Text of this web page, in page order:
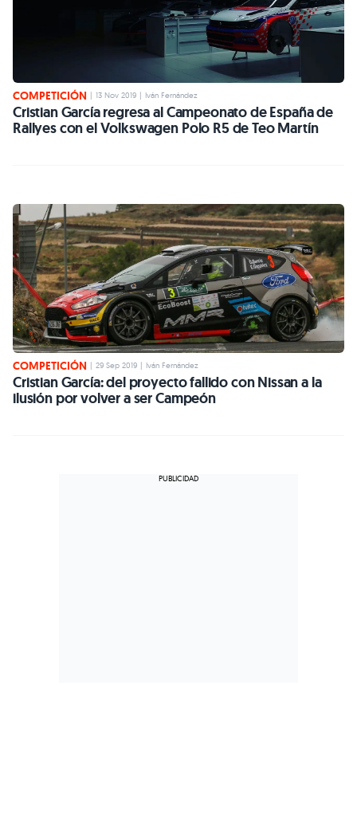
COMPETICIÓN 13 Nov 2019 Iván Fernández
Cristian García regresa al Campeonato de España de
Rallyes con el Volkswagen Polo R5 de Teo Martín
COMPETICIÓN 29 Sep 2019 Iván Fernández
Cristian García: del proyecto fallido con Nissan a la
ilusión por volver a ser Campeón